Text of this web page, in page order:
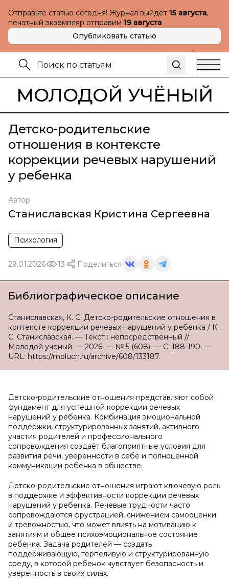
Отправьте статью сегодня! Журнал выйдет 15 августа,
печатный экземпляр отправим 19 августа
Опубликовать статью
МОЛОДОЙ УЧЁНЫЙ
Детско-родительские
отношения в контексте
коррекции речевых нарушений
у ребенка
Автор
Станиславская Кристина Сергеевна
Психология
29.01.2026 13 Поделиться
Библиографическое описание
Станиславская, К. С. Детско-родительские отношения в
контексте коррекции речевых нарушений у ребенка / К.
С. Станиславская. — Текст : непосредственный //
Молодой ученый. — 2026. — № 5 (608). — С. 188-190. —
URL: https://moluch.ru/archive/608/133187.
Детско-родительские отношения представляют собой
фундамент для успешной коррекции речевых
нарушений у ребенка. Комбинация эмоциональной
поддержки, структурированных занятий, активного
участия родителей и профессионального
сопровождения создаёт благоприятные условия для
развития речи, уверенности в себе и полноценной
коммуникации ребенка в обществе.
Детско-родительские отношения играют ключевую роль
в поддержке и эффективности коррекции речевых
нарушений у ребенка. Речевые трудности часто
сопровождаются фрустрацией, снижением самооценки
и тревожностью, что может влиять на мотивацию к
занятиям и общее психоэмоциональное состояние
ребенка. Задача родителей — создать
поддерживающую, терпеливую и структурированную
среду, в которой ребенок чувствует безопасность и
уверенность в своих силах.